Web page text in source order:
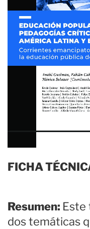
FICHA
Resumen: Este
dos temáticas